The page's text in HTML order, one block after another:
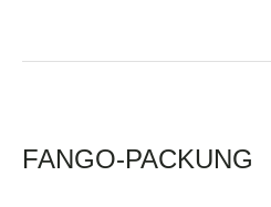
FANGO-PACKUNG